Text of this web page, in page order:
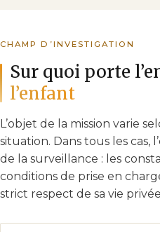
CHAMP D’INVESTIGATION
Sur quoi porte
l’enfant
L’objet de la mission varie
situation. Dans tous les cas,
de la surveillance : les
conditions de prise en
strict respect de sa vie